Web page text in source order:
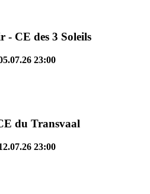
- CE des 3 Soleils
23:00
du Transvaal
23:00